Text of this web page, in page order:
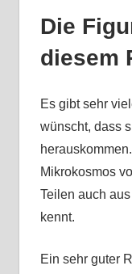
Die
diesem
Es gibt sehr
wünscht, dass
Mikrokosmos
Teilen auch
kennt.
Ein sehr guter